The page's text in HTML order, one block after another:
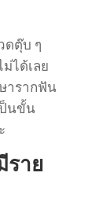
ดตุ๊บ ๆ
ได้เลย
ารากฟัน
ป็นขั้น
าย